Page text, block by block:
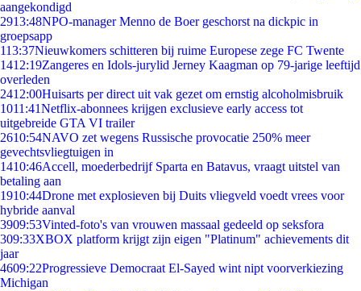
aangekondigd
2913:48NPO-manager Menno de Boer geschorst na dickpic in
groepsapp
113:37Nieuwkomers schitteren bij ruime Europese zege FC Twente
1412:19Zangeres en Idols-jurylid Jerney Kaagman op 79-jarige leeftijd
overleden
2412:00Huisarts per direct uit vak gezet om ernstig alcoholmisbruik
1011:41Netflix-abonnees krijgen exclusieve early access tot
uitgebreide GTA VI trailer
2610:54NAVO zet wegens Russische provocatie 250% meer
gevechtsvliegtuigen in
1410:46Accell, moederbedrijf Sparta en Batavus, vraagt uitstel van
betaling aan
1910:44Drone met explosieven bij Duits vliegveld voedt vrees voor
hybride aanval
3909:53Vinted-foto's van vrouwen massaal gedeeld op seksfora
309:33XBOX platform krijgt zijn eigen "Platinum" achievements dit
jaar
4609:22Progressieve Democraat El-Sayed wint nipt voorverkiezing
Michigan